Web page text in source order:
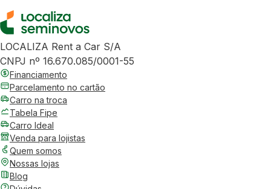
LOCALIZA Rent a Car S/A
CNPJ nº 16.670.085/0001-55
Financiamento
Parcelamento no cartão
Carro na troca
Tabela Fipe
Carro Ideal
Venda para lojistas
Quem somos
Nossas lojas
Blog